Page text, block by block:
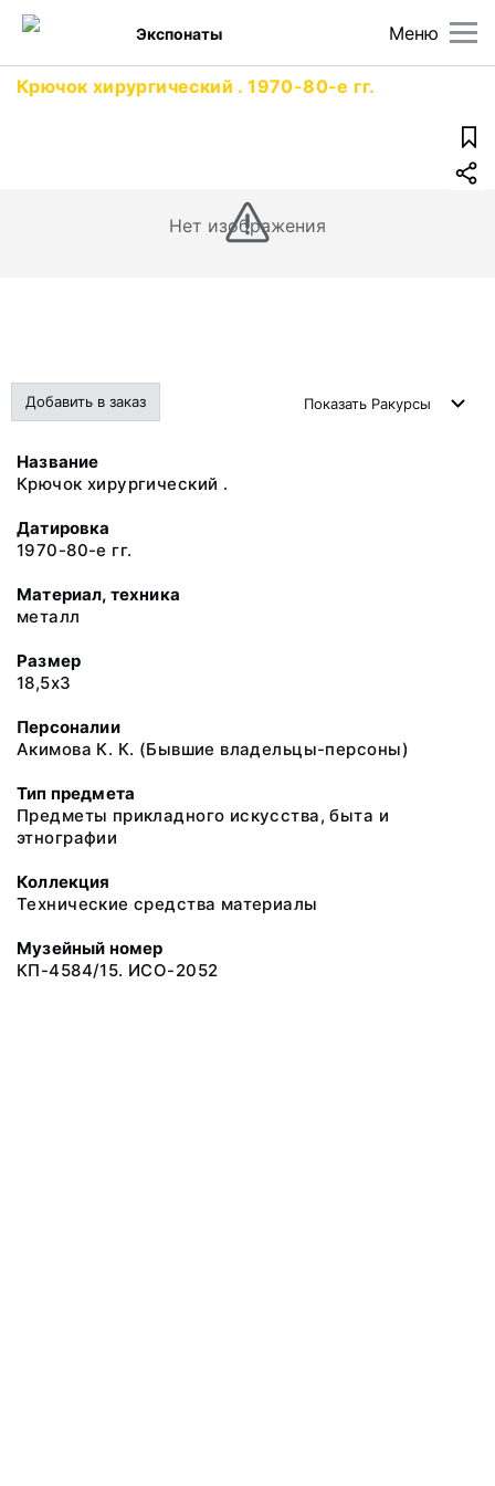
Меню
Экспонаты
Крючок хирургический . 1970-80-е гг.
Нет изображения
Добавить в заказ Показать Ракурсы
Название
Крючок хирургический .
Датировка
1970-80-е гг.
Материал, техника
металл
Размер
18,5х3
Персоналии
Акимова К. К. (Бывшие владельцы-персоны)
Тип предмета
Предметы прикладного искусства, быта и
этнографии
Коллекция
Технические средства материалы
Музейный номер
КП-4584/15. ИСО-2052